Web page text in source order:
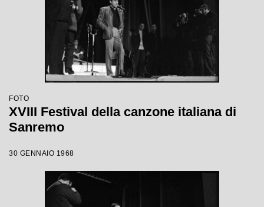
FOTO
XVIII Festival della canzone italiana di
Sanremo
30 GENNAIO 1968